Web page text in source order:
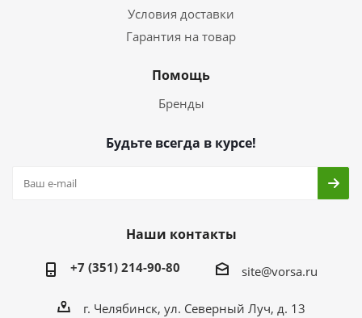
Условия доставки
Гарантия на товар
Помощь
Бренды
Будьте всегда в курсе!
Наши контакты
+7 (351) 214-90-80 site@vorsa.ru
г. Челябинск, ул. Северный Луч, д. 13